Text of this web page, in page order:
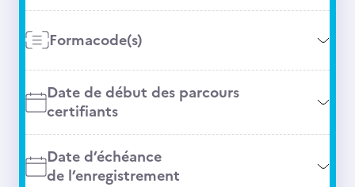
Formacode(s)
Date de début des parcours
certifiants
Date d’échéance
de l’enregistrement